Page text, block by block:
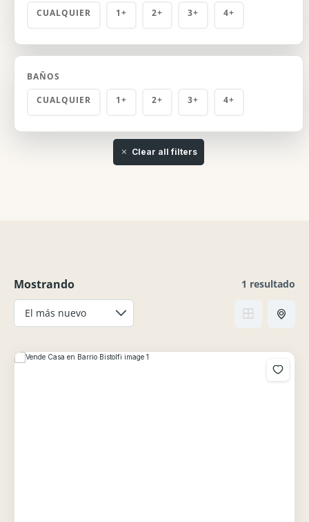
CUALQUIER
1+ 2+ 3+ 4+
BAÑOS
CUALQUIER
1+ 2+ 3+ 4+
Clear all filters
Mostrando 1 resultado